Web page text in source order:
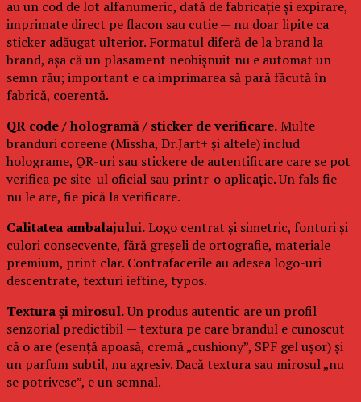
au un cod de lot alfanumeric, dată de fabricație și expirare,
imprimate direct pe flacon sau cutie — nu doar lipite ca
sticker adăugat ulterior. Formatul diferă de la brand la
brand, așa că un plasament neobișnuit nu e automat un
semn rău; important e ca imprimarea să pară făcută în
fabrică, coerentă.
QR code / hologramă / sticker de verificare.Multe
branduri coreene (Missha, Dr.Jart+ și altele) includ
holograme, QR-uri sau stickere de autentificare care se pot
verifica pe site-ul oficial sau printr-o aplicație. Un fals fie
nu le are, fie pică la verificare.
Calitatea ambalajului.Logo centrat și simetric, fonturi și
culori consecvente, fără greșeli de ortografie, materiale
premium, print clar. Contrafacerile au adesea logo-uri
descentrate, texturi ieftine, typos.
Textura și mirosul.Un produs autentic are un profil
senzorial predictibil — textura pe care brandul e cunoscut
că o are (esență apoasă, cremă „cushiony”, SPF gel ușor) și
un parfum subtil, nu agresiv. Dacă textura sau mirosul „nu
se potrivesc”, e un semnal.